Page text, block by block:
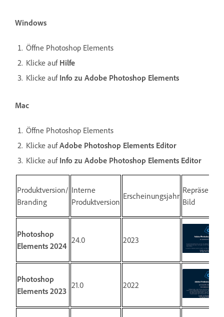
Windows
Öffne Photoshop Elements
Klicke auf Hilfe
Klicke auf Info zu Adobe Photoshop Elements
Mac
Öffne Photoshop Elements
Klicke aufAdobe Photoshop Elements Editor
Klicke auf Info zu Adobe Photoshop Elements Editor
Produktversion/
Branding
Interne
Produktversion
Erscheinungsjahr
Bild
Photoshop
Elements 2024
24.0 2023
Photoshop
Elements 2023
21.0 2022